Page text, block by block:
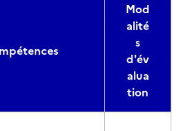
Mod
alité
s
d'év
alua
tion